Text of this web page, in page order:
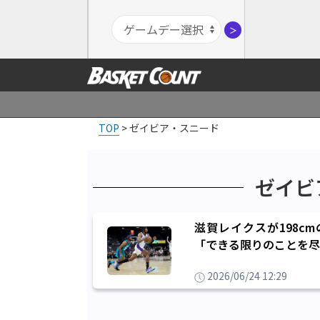
＞
TOP >ゼイビア・スニード
ゼイ
滋賀レイクスが
「できる限りのことを
2026/06/24 12:29